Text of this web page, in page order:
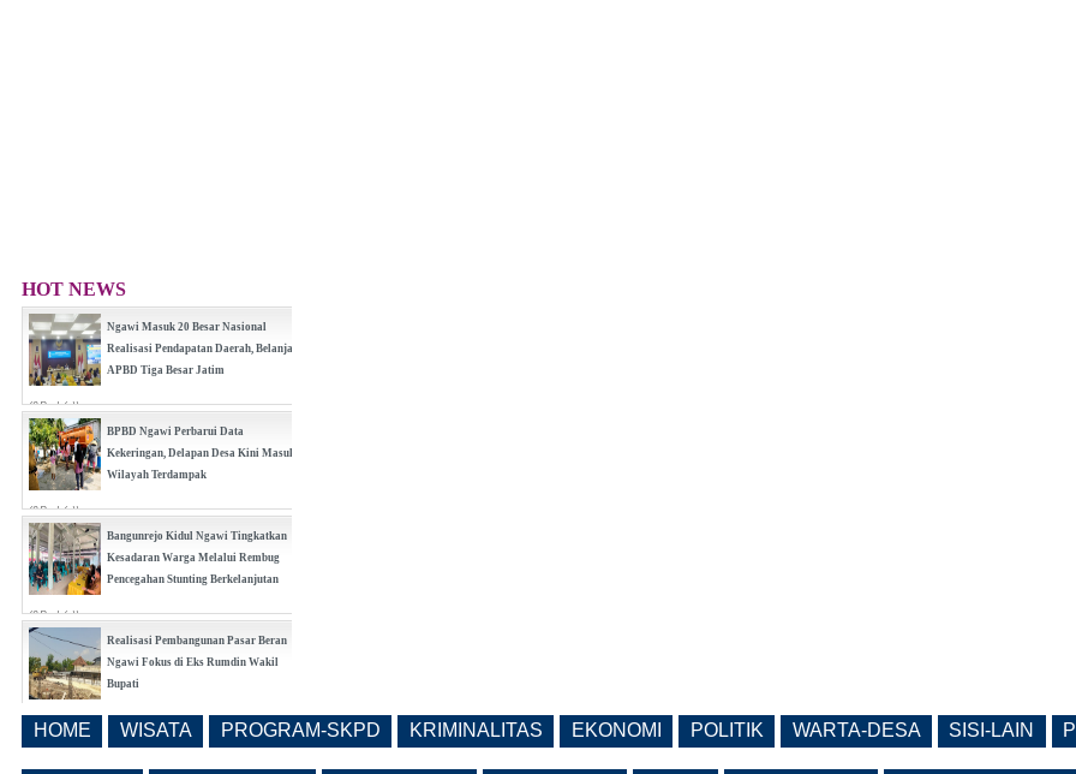
HOT NEWS
Ngawi Masuk 20 Besar Nasional
Realisasi Pendapatan Daerah, Belanja
APBD Tiga Besar Jatim
(0 Reply(s))
BPBD Ngawi Perbarui Data
Kekeringan, Delapan Desa Kini Masuk
Wilayah Terdampak
(0 Reply(s))
Bangunrejo Kidul Ngawi Tingkatkan
Kesadaran Warga Melalui Rembug
Pencegahan Stunting Berkelanjutan
(0 Reply(s))
Realisasi Pembangunan Pasar Beran
Ngawi Fokus di Eks Rumdin Wakil
Bupati
HOME WISATA PROGRAM-SKPD KRIMINALITAS EKONOMI POLITIK WARTA-DESA SISI-LAIN